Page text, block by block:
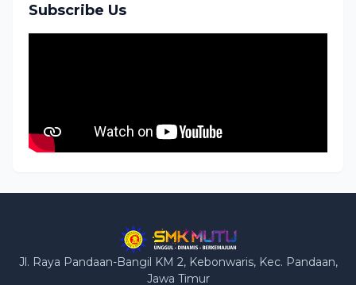
Subscribe Us
Jl. Raya Pandaan-Bangil KM 2, Kebonwaris, Kec. Pandaan,
Jawa Timur